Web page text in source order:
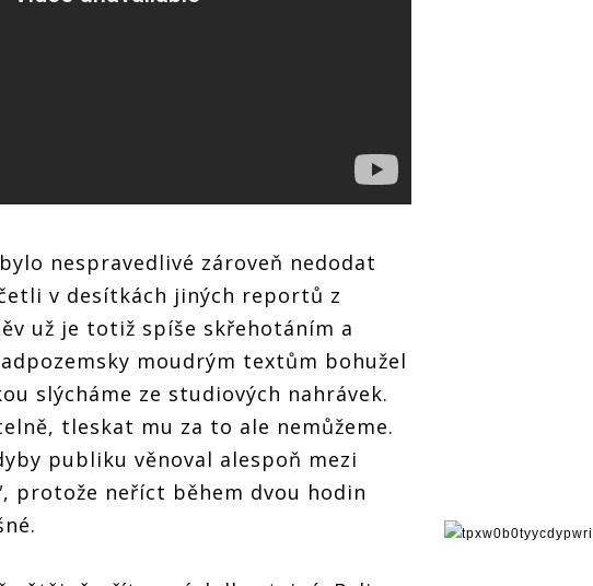
nespravedlivé zároveň nedodat
v desítkách jiných reportů z
už je totiž spíše skřehotáním a
moudrým textům bohužel
slýcháme ze studiových nahrávek.
tleskat mu za to ale nemůžeme.
publiku věnoval alespoň mezi
, protože neříct během dvou hodin